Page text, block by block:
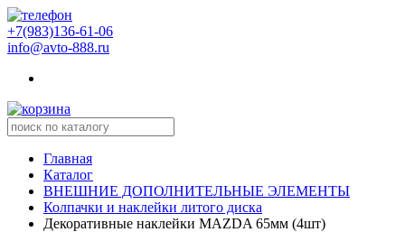
+7(983)136-61-06
info@avto-888.ru
Главная
Каталог
ВНЕШНИЕ ДОПОЛНИТЕЛЬНЫЕ ЭЛЕМЕНТЫ
Колпачки и наклейки литого диска
Декоративные наклейки MAZDA 65мм (4шт)